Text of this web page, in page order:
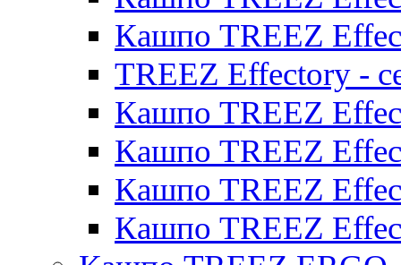
Кашпо TREEZ
TREEZ Effectory -
Кашпо TREEZ
Кашпо TREEZ
Кашпо TREEZ
Кашпо TREEZ